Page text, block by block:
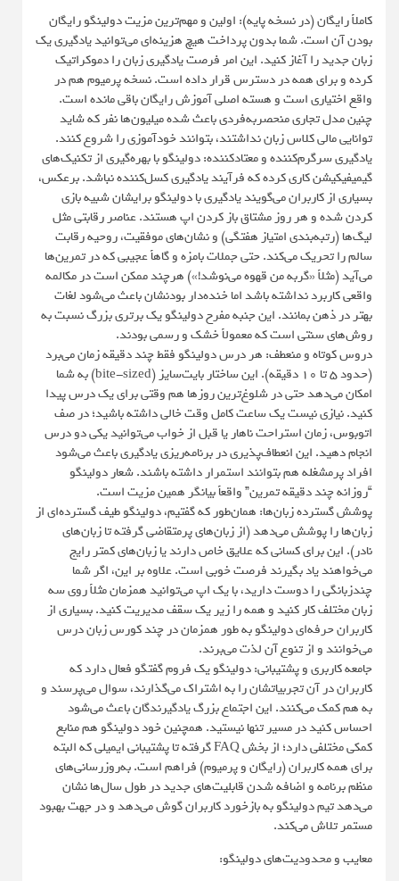
کاملاً رایگان (در نسخه پایه): اولین و مهم‌ترین مزیت دولینگو رایگان
بودن آن است. شما بدون پرداخت هیچ هزینه‌ای می‌توانید یادگیری یک
زبان جدید را آغاز کنید. این امر فرصت یادگیری زبان را دموکراتیک
کرده و برای همه در دسترس قرار داده است. نسخه پرمیوم هم در
واقع اختیاری است و هسته اصلی آموزش رایگان باقی مانده است.
چنین مدل تجاری منحصربه‌فردی باعث شده میلیون‌ها نفر که شاید
توانایی مالی کلاس زبان نداشتند، بتوانند خودآموزی را شروع کنند.
یادگیری سرگرم‌کننده و معتادکننده: دولینگو با بهره‌گیری از تکنیک‌های
گیمیفیکیشن کاری کرده که فرآیند یادگیری کسل‌کننده نباشد. برعکس،
بسیاری از کاربران می‌گویند یادگیری با دولینگو برایشان شبیه بازی
کردن شده و هر روز مشتاق باز کردن اپ هستند. عناصر رقابتی مثل
لیگ‌ها (رتبه‌بندی امتیاز هفتگی) و نشان‌های موفقیت، روحیه رقابت
سالم را تحریک می‌کند. حتی جملات بامزه و گاهاً عجیبی که در تمرین‌ها
می‌آید (مثلاً «گربه من قهوه می‌نوشد!») هرچند ممکن است در مکالمه
واقعی کاربرد نداشته باشد اما خنده‌دار بودنشان باعث می‌شود لغات
بهتر در ذهن بمانند. این جنبه مفرح دولینگو یک برتری بزرگ نسبت به
روش‌های سنتی است که معمولاً خشک و رسمی بودند.
دروس کوتاه و منعطف: هر درس دولینگو فقط چند دقیقه زمان می‌برد
(حدود ۵ تا ۱۰ دقیقه). این ساختار بایت‌سایز (bite-sized) به شما
امکان می‌دهد حتی در شلوغ‌ترین روزها هم وقتی برای یک درس پیدا
کنید. نیازی نیست یک ساعت کامل وقت خالی داشته باشید؛ در صف
اتوبوس، زمان استراحت ناهار یا قبل از خواب می‌توانید یکی دو درس
انجام دهید. این انعطاف‌پذیری در برنامه‌ریزی یادگیری باعث می‌شود
افراد پرمشغله هم بتوانند استمرار داشته باشند. شعار دولینگو
“روزانه چند دقیقه تمرین” واقعاً بیانگر همین مزیت است.
پوشش گسترده زبان‌ها: همان‌طور که گفتیم، دولینگو طیف گسترده‌ای از
زبان‌ها را پوشش می‌دهد (از زبان‌های پرمتقاضی گرفته تا زبان‌های
نادر). این برای کسانی که علایق خاص دارند یا زبان‌های کمتر رایج
می‌خواهند یاد بگیرند فرصت خوبی است. علاوه بر این، اگر شما
چندزبانگی را دوست دارید، با یک اپ می‌توانید همزمان مثلاً روی سه
زبان مختلف کار کنید و همه را زیر یک سقف مدیریت کنید. بسیاری از
کاربران حرفه‌ای دولینگو به طور همزمان در چند کورس زبان درس
می‌خوانند و از تنوع آن لذت می‌برند.
جامعه کاربری و پشتیبانی: دولینگو یک فروم گفتگو فعال دارد که
کاربران در آن تجربیاتشان را به اشتراک می‌گذارند، سوال می‌پرسند و
به هم کمک می‌کنند. این اجتماع بزرگ یادگیرندگان باعث می‌شود
احساس کنید در مسیر تنها نیستید. همچنین خود دولینگو هم منابع
کمکی مختلفی دارد؛ از بخش FAQ گرفته تا پشتیبانی ایمیلی که البته
برای همه کاربران (رایگان و پرمیوم) فراهم است. به‌روزرسانی‌های
منظم برنامه و اضافه شدن قابلیت‌های جدید در طول سال‌ها نشان
می‌دهد تیم دولینگو به بازخورد کاربران گوش می‌دهد و در جهت بهبود
مستمر تلاش می‌کند.
معایب و محدودیت‌های دولینگو: